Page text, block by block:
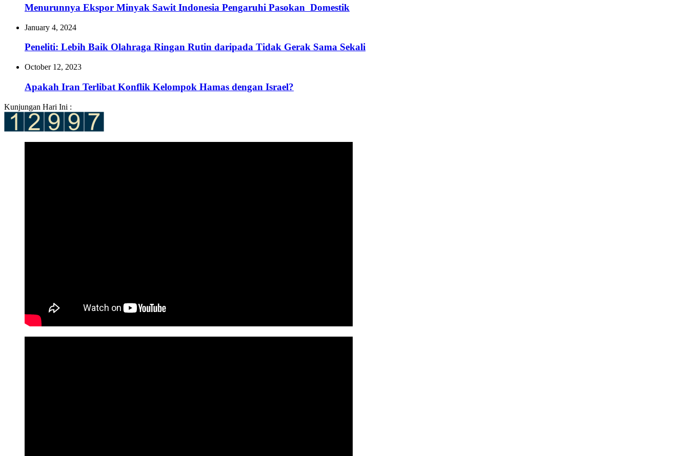
Menurunnya Ekspor Minyak Sawit Indonesia Pengaruhi Pasokan Domestik
January 4, 2024
Peneliti: Lebih Baik Olahraga Ringan Rutin daripada Tidak Gerak Sama Sekali
October 12, 2023
Apakah Iran Terlibat Konflik Kelompok Hamas dengan Israel?
Kunjungan Hari Ini :